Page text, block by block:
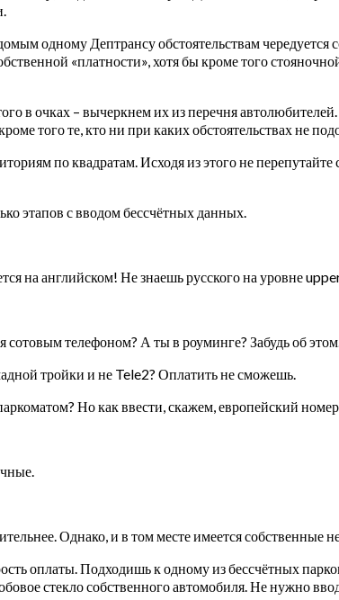
одному Дептрансу обстоятельствам
«платности», хотя бы кроме того
в очках – вычеркнем их из перечня
того те, кто ни при каких обстоятельствах не
по квадратам. Исходя из этого не
этапов с вводом бессчётных данных.
на английском! Не знаешь русского на уровне
телефоном? А ты в роуминге? Забудь об
тройки и не Tele2? Оплатить не сможешь.
Но как ввести, скажем, европейский
Однако, и в том месте имеется собственные
оплаты. Подходишь к одному из бессчётных
стекло собственного автомобиля. Не нужно